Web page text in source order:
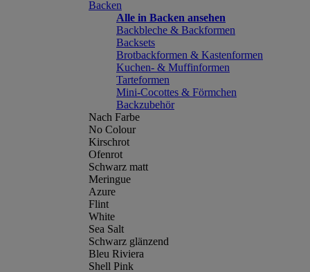
Backen
Alle in Backen ansehen
Backbleche & Backformen
Backsets
Brotbackformen & Kastenformen
Kuchen- & Muffinformen
Tarteformen
Mini-Cocottes & Förmchen
Backzubehör
Nach Farbe
No Colour
Kirschrot
Ofenrot
Schwarz matt
Meringue
Azure
Flint
White
Sea Salt
Schwarz glänzend
Bleu Riviera
Shell Pink